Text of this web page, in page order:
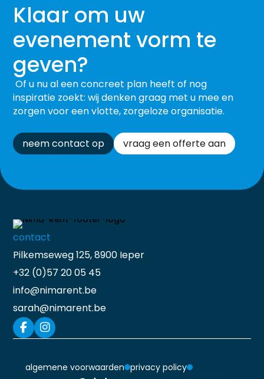
Klaar om uw
evenement vorm te
geven?
Of u nu al een concreet plan heeft of nog
inspiratie zoekt: wij denken graag met u mee en
zorgen voor een vlotte, zorgeloze organisatie.
neem contact op vraag een offerte aan
contact
Pilkemseweg 125, 8900 Ieper
+32 (0)57 20 05 45
info@nimarent.be
sarah@nimarent.be
algemene voorwaarden privacy policy